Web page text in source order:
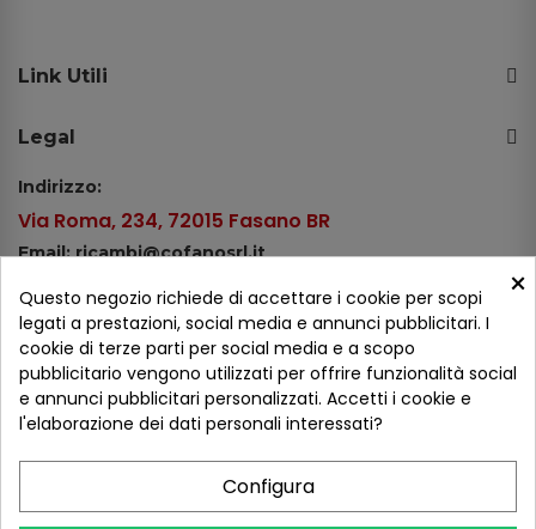
Link Utili
Legal
Indirizzo:
Via Roma, 234, 72015 Fasano BR
Email: ricambi@cofanosrl.it
Tel.: +39 080 44 13 478
WhatsApp: +39 334 98 51 100
Metodi di pagamento
×
Questo negozio richiede di accettare i cookie per scopi
legati a prestazioni, social media e annunci pubblicitari. I
cookie di terze parti per social media e a scopo
pubblicitario vengono utilizzati per offrire funzionalità social
e annunci pubblicitari personalizzati. Accetti i cookie e
l'elaborazione dei dati personali interessati?
Configura